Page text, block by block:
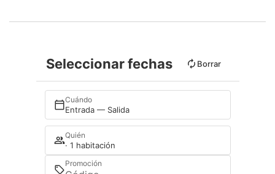
Seleccionar fechas Borrar
Cuándo
Entrada — Salida
Quién
· 1 habitación
Promoción